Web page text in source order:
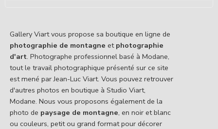
Gallery Viart vous propose sa boutique en ligne de
photographie de montagne et photographie
d'art. Photographe professionnel basé à Modane,
tout le travail photographique présenté sur ce site
est mené par Jean-Luc Viart. Vous pouvez retrouver
d'autres photos en boutique à Studio Viart,
Modane. Nous vous proposons également de la
photo de paysage de montagne, en noir et blanc
ou couleurs, petit ou grand format pour décorer